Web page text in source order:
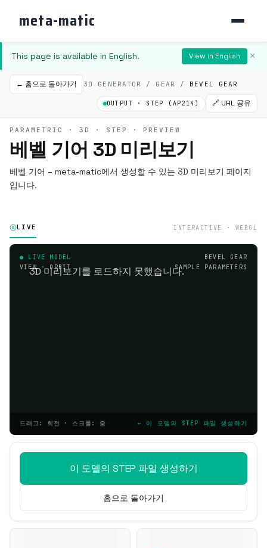
meta-matic
This page is available in English. View in English ×
← 홈으로 돌아가기 3D GENERATOR / GEAR / BEVEL GEAR
OUTPUT · STEP (AP214) 🔗 URL 공유
PARAMETRIC · 3D · STEP · PREVIEW
베벨 기어 3D 미리보기
베벨 기어 – meta-matic에서 생성할 수 있는 3D 미리보기 페이지
입니다.
LIVE INTERACTIVE · WEBGL
● LIVE MODEL
VIEW · ORBIT
BEVEL GEAR
SAMPLE PARAMETERS
3D 미리보기를 로드하지 못했습니다.
드래그: 회전 · 스크롤: 줌 ← 이 모델의 STEP 파일 생성하기
이 모델의 STEP 파일 생성하기
홈으로 돌아가기